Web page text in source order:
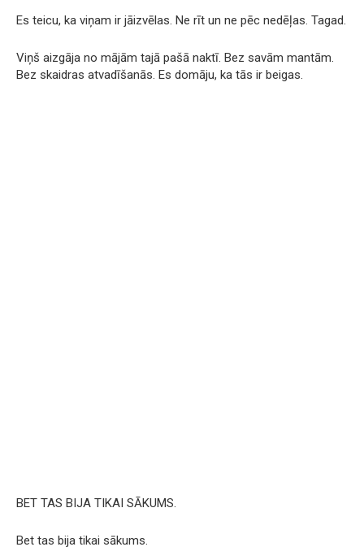
Es teicu, ka viņam ir jāizvēlas. Ne rīt un ne pēc nedēļas. Tagad.
Viņš aizgāja no mājām tajā pašā naktī. Bez savām mantām.
Bez skaidras atvadīšanās. Es domāju, ka tās ir beigas.
BET TAS BIJA TIKAI SĀKUMS.
Bet tas bija tikai sākums.